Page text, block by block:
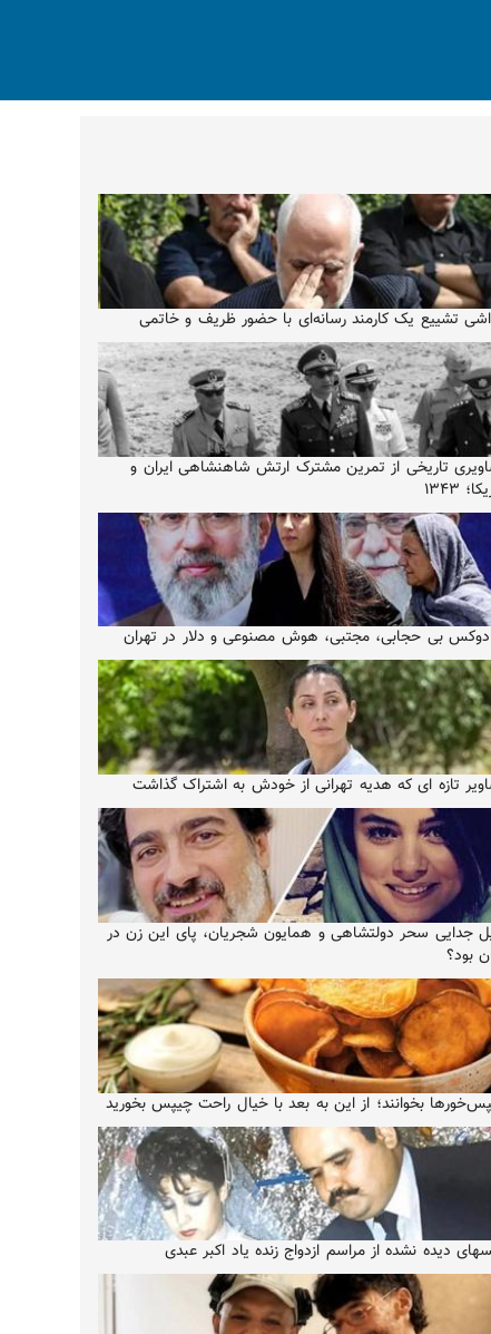
تشییع یک کارمند رسانه‌ای با حضور ظریف و خاتمی
تاریخی از تمرین مشترک ارتش شاهنشاهی ایران و
۱۳۴۳
بی حجابی، مجتبی، هوش مصنوعی و دلار در تهران
تازه ای که هدیه تهرانی از خودش به اشتراک گذاشت
جدایی سحر دولتشاهی و همایون شجریان، پای این زن در
بود؟
بخوانند؛ از این به بعد با خیال راحت چیپس بخورید
دیده نشده از مراسم ازدواج زنده یاد اکبر عبدی